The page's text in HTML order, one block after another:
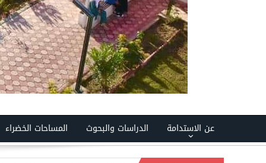
عن الاستدامة الدراسات والبحوث المساحات الخضراء